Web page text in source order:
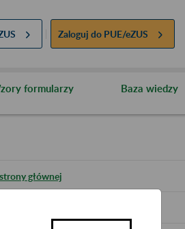
Zaloguj do PUE/eZUS
formularzy Baza wiedzy
głównej